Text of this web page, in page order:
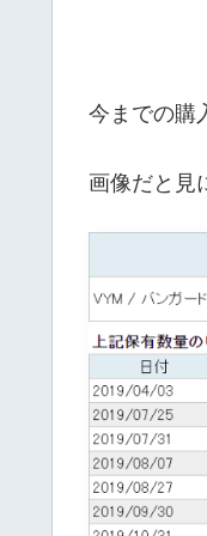
今までの購
画像だと見